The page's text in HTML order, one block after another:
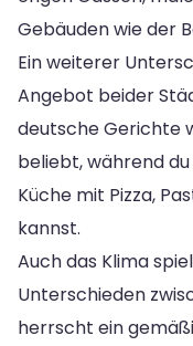
Gebäuden wie der
Ein weiterer
Angebot beider
deutsche Gerichte
beliebt, während
Küche mit Pizza,
kannst.
Auch das Klima
Unterschieden
herrscht ein